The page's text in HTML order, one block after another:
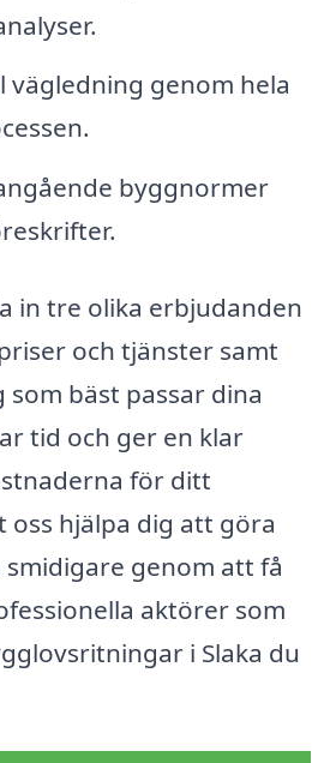
vägledning genom hela
byggnormer
in tre olika erbjudanden
och tjänster samt
bäst passar dina
tid och ger en klar
för ditt
oss hjälpa dig att göra
genom att få
aktörer som
i Slaka du